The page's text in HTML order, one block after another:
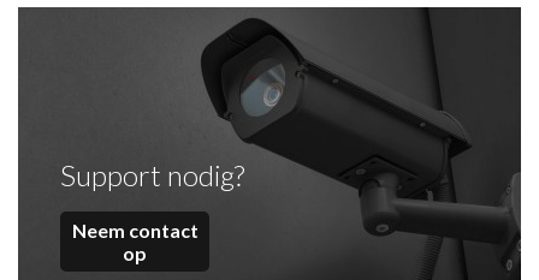
Support nodig?
Neem contact
op